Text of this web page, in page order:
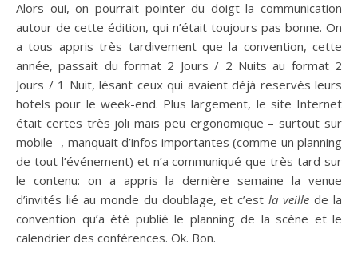
Alors oui, on pourrait pointer du doigt la communication
autour de cette édition, qui n’était toujours pas bonne. On
a tous appris très tardivement que la convention, cette
année, passait du format 2 Jours / 2 Nuits au format 2
Jours / 1 Nuit, lésant ceux qui avaient déjà reservés leurs
hotels pour le week-end. Plus largement, le site Internet
était certes très joli mais peu ergonomique – surtout sur
mobile -, manquait d’infos importantes (comme un planning
de tout l’événement) et n’a communiqué que très tard sur
le contenu: on a appris la dernière semaine la venue
d’invités lié au monde du doublage, et c’estla veillede la
convention qu’a été publié le planning de la scène et le
calendrier des conférences. Ok. Bon.